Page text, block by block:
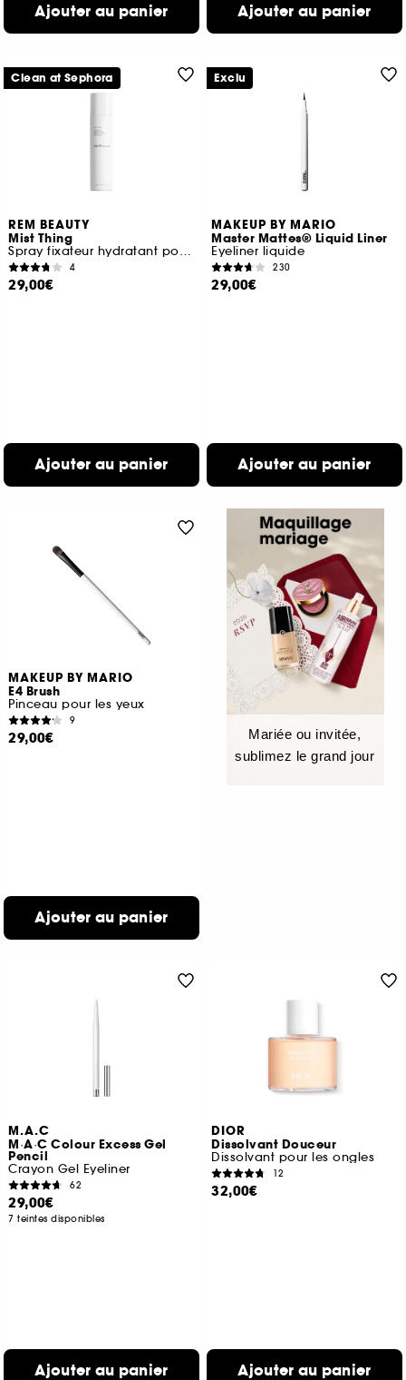
Ajouter au panier Ajouter au panier
REM BEAUTY
Mist Thing
Spray fixateur hydratant pour le maquillage
4
29,00€
Ajouter au panier
Clean at Sephora
MAKEUP BY MARIO
Master Mattes® Liquid Liner
Eyeliner liquide
230
29,00€
Ajouter au panier
Exclu
MAKEUP BY MARIO
E4 Brush
Pinceau pour les yeux
9
29,00€
Ajouter au panier
Mariée ou invitée,
sublimez le grand jour
M.A.C
M·A·C Colour Excess Gel
Pencil
Crayon Gel Eyeliner
62
29,00€
7 teintes disponibles
Ajouter au panier
DIOR
Dissolvant Douceur
Dissolvant pour les ongles
12
32,00€
Ajouter au panier